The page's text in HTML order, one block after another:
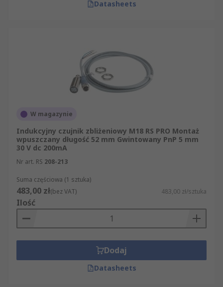
napięcie i dopuszczalne warunki środowiskowe.
technologia czujnika: indukcyjna,
pojemnościowa, ultradźwiękowa,
magnetyczna lub inna,
wykrywanie dla danego obiektu,
typ wyjścia, np. PNP, NPN, analogowe albo
2-żyłowe,
funkcja wyjścia i typ wyjścia
napięcie zasilania, prąd przełączania i
częstotliwość przełączania,
typ złącza, długość kabla i sposób
podłączenia,
styl obudowy, rozmiar gwintu, typ montażu i
klasa IP, temperatura pracy, ekranowanie
Datasheets
W magazynie
Indukcyjny czujnik zbliżeniowy M18 RS PRO Montaż
wpuszczany długość 52 mm Gwintowany PnP 5 mm
30 V dc 200mA
Nr art. RS 208-213
Suma częściowa (1 sztuka)
483,00 zł(bez VAT) 483,00 zł/sztuka
Ilość
Dodaj
Datasheets